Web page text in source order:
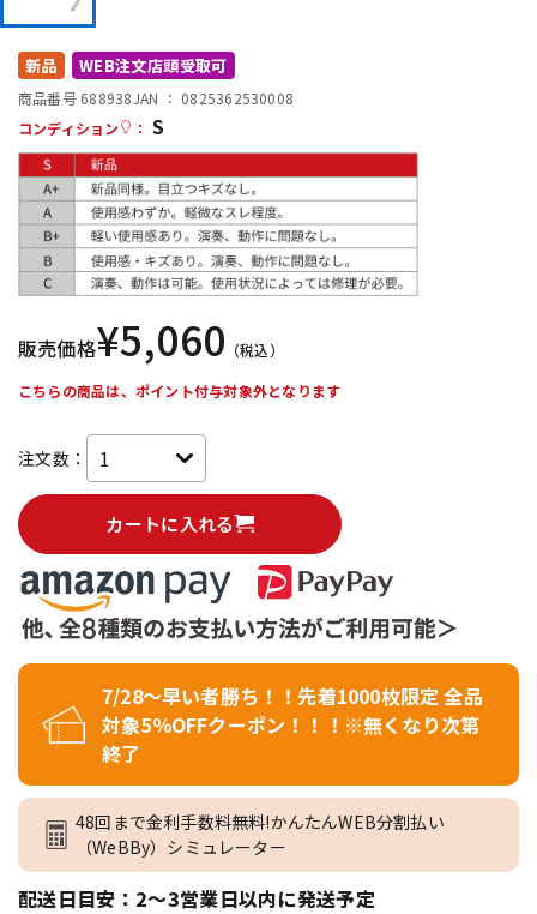
配信/ライブ機器
中古
新品 WEB注文店頭受取可
商品番号 688938JAN ： 0825362530008
コンディション
： S
販売価格¥5,060 （税込）
こちらの商品は、ポイント付与対象外となります
注文数：
カートに入れる
7/28～早い者勝ち！！先着1000枚限定 全品
対象5％OFFクーポン！！！※無くなり次第
終了
48回まで金利手数料無料!かんたんWEB分割払い
（WeBBy）シミュレーター
配送日目安：2～3営業日以内に発送予定